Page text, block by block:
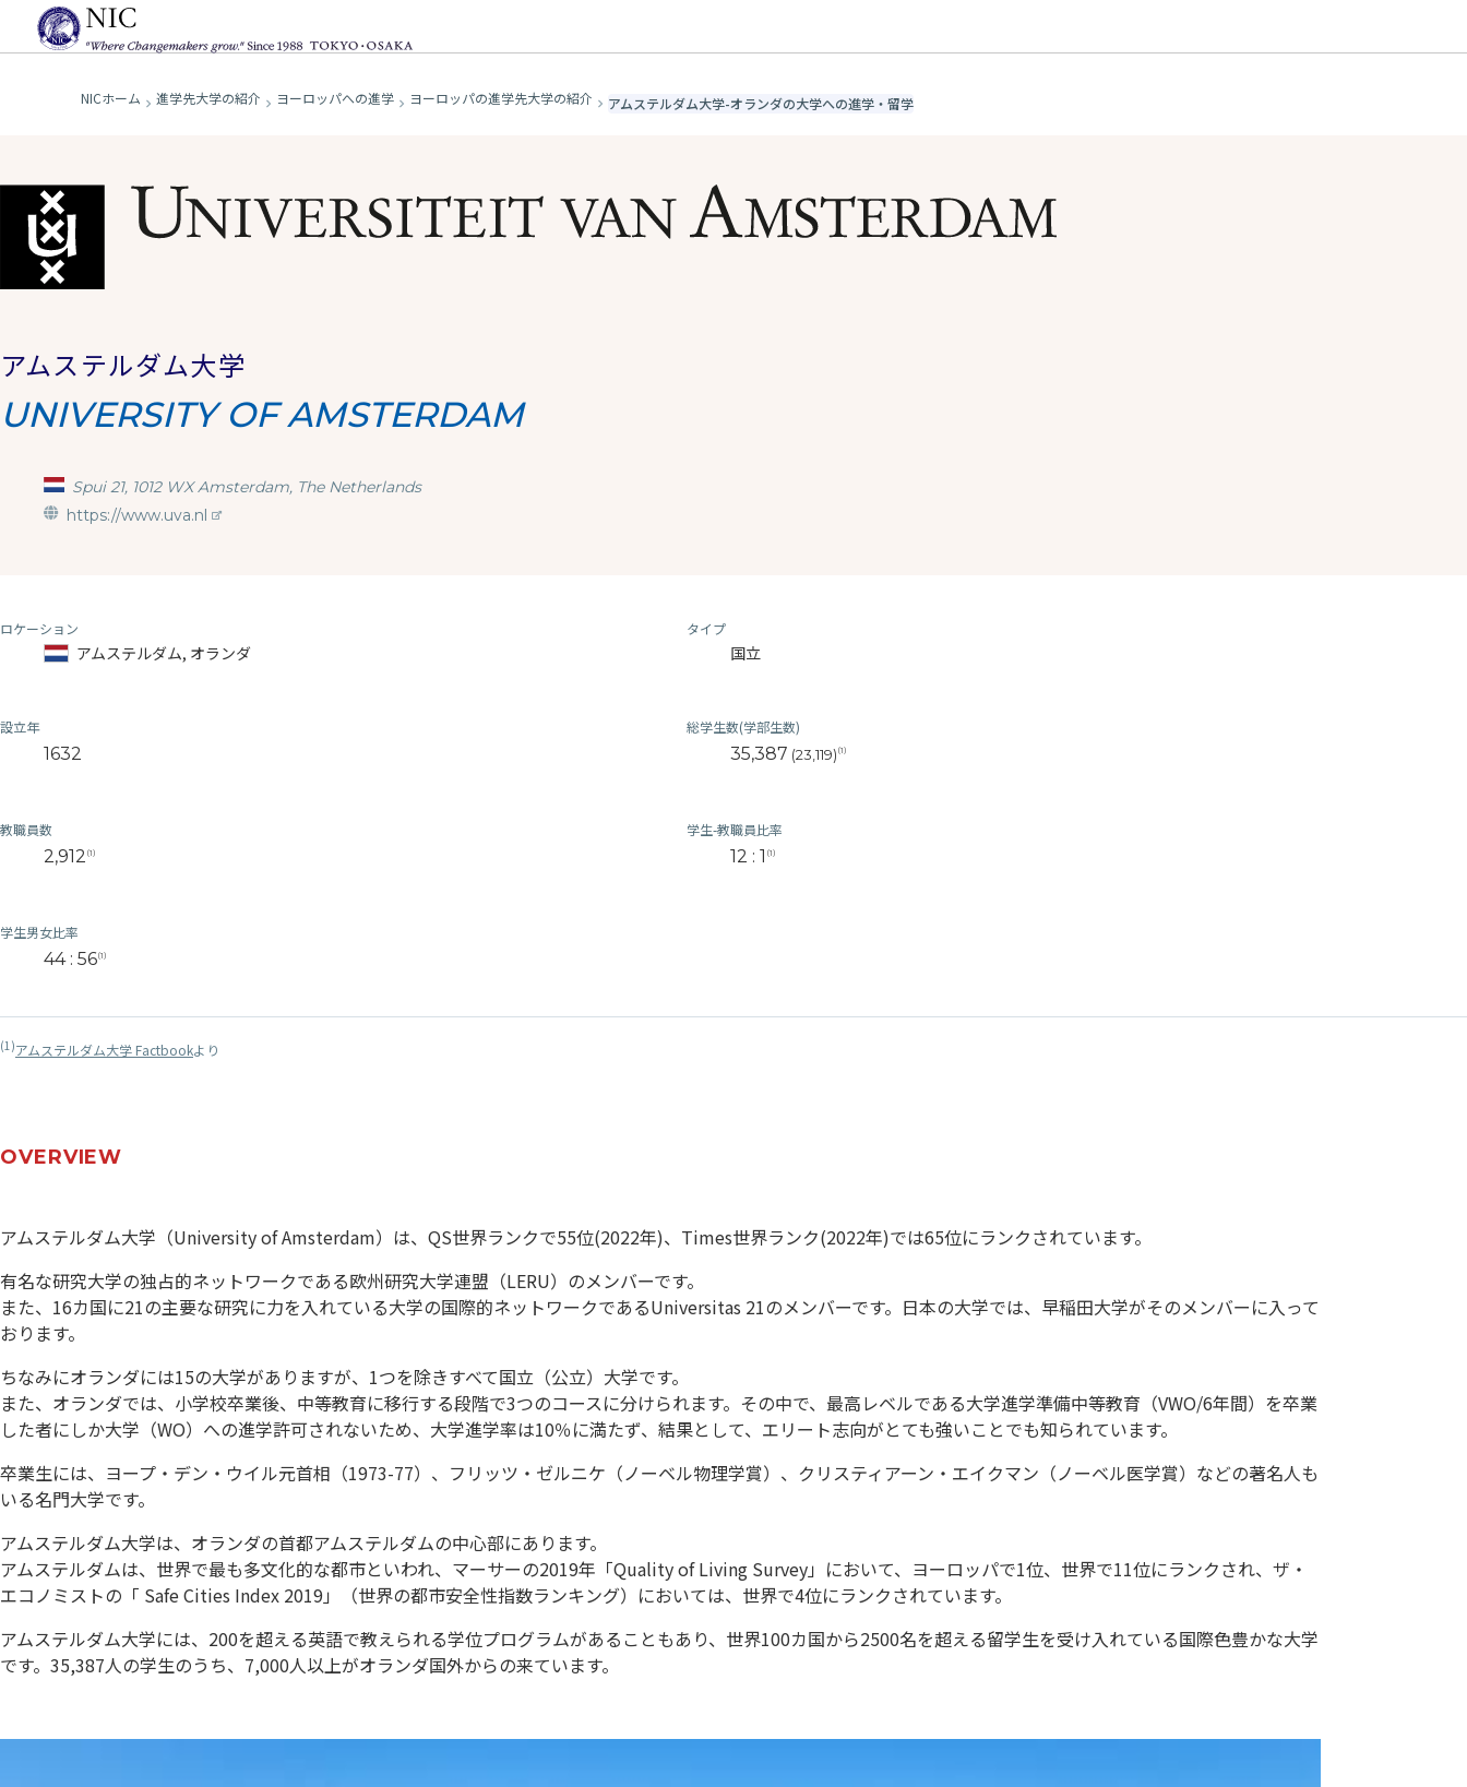
NICホーム 進学先大学の紹介 ヨーロッパへの進学 ヨーロッパの進学先大学の紹介 アムステルダム大学-オランダの大学への進学・留学
アムステルダム大学
UNIVERSITY OF AMSTERDAM
Spui 21, 1012 WX Amsterdam, The Netherlands
https://www.uva.nl
ロケーション
アムステルダム, オランダ
タイプ
国立
設立年
1632
総学生数(学部生数)
35,387 (23,119) (1)
教職員数
2,912 (1)
学生-教職員比率
12 : 1 (1)
学生男女比率
44 : 56(1)
(1)アムステルダム大学 Factbookより
OVERVIEW
アムステルダム大学（University of Amsterdam）は、QS世界ランクで55位(2022年)、Times世界ランク(2022年)では65位にランクされています。
有名な研究大学の独占的ネットワークである欧州研究大学連盟（LERU）のメンバーです。
また、16カ国に21の主要な研究に力を入れている大学の国際的ネットワークであるUniversitas 21のメンバーです。日本の大学では、早稲田大学がそのメンバーに入って
おります。
ちなみにオランダには15の大学がありますが、1つを除きすべて国立（公立）大学です。
また、オランダでは、小学校卒業後、中等教育に移行する段階で3つのコースに分けられます。その中で、最高レベルである大学進学準備中等教育（VWO/6年間）を卒業
した者にしか大学（WO）への進学許可されないため、大学進学率は10％に満たず、結果として、エリート志向がとても強いことでも知られています。
卒業生には、ヨープ・デン・ウイル元首相（1973-77）、フリッツ・ゼルニケ（ノーベル物理学賞）、クリスティアーン・エイクマン（ノーベル医学賞）などの著名人も
いる名門大学です。
アムステルダム大学は、オランダの首都アムステルダムの中心部にあります。
アムステルダムは、世界で最も多文化的な都市といわれ、マーサーの2019年「Quality of Living Survey」において、ヨーロッパで1位、世界で11位にランクされ、ザ・
エコノミストの「 Safe Cities Index 2019」（世界の都市安全性指数ランキング）においては、世界で4位にランクされています。
アムステルダム大学には、200を超える英語で教えられる学位プログラムがあることもあり、世界100カ国から2500名を超える留学生を受け入れている国際色豊かな大学
です。35,387人の学生のうち、7,000人以上がオランダ国外からの来ています。